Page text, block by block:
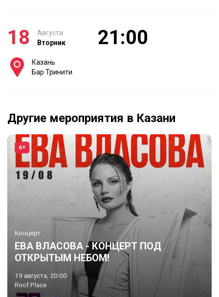
18
Августа
Вторник
21:00
Казань
Бар Тринити
Другие мероприятия в Казани
6+
Концерт
ЕВА ВЛАСОВА - КОНЦЕРТ ПОД
ОТКРЫТЫМ НЕБОМ!
19 августа, 20:00
Roof Place